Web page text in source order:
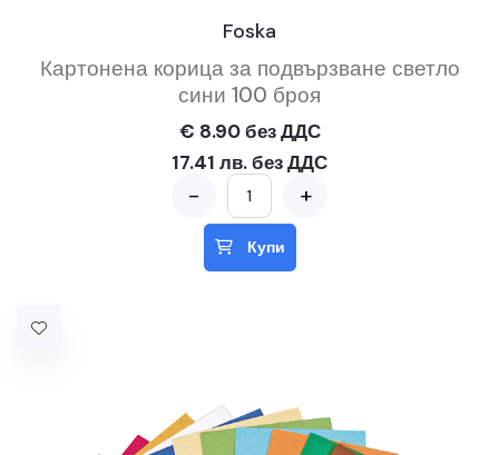
Foska
Картонена корица за подвързване светло
сини 100 броя
€ 8.90 без ДДС
17.41 лв. без ДДС
- +
Купи